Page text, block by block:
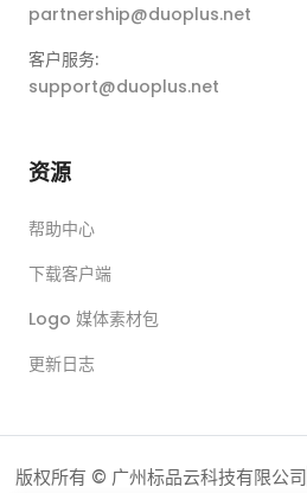
partnership@duoplus.net
客户服务:
support@duoplus.net
资源
帮助中心
下载客户端
Logo 媒体素材包
更新日志
版权所有 © 广州标品云科技有限公司